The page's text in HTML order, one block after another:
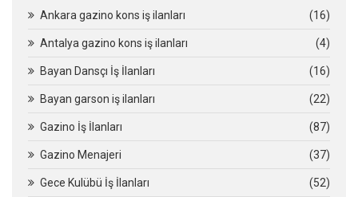
Ankara gazino kons iş ilanları (16)
Antalya gazino kons iş ilanları (4)
Bayan Dansçı İş İlanları (16)
Bayan garson iş ilanları (22)
Gazino İş İlanları (87)
Gazino Menajeri (37)
Gece Kulübü İş İlanları (52)